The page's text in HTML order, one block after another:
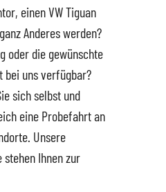
einen VW Tiguan
Anderes werden?
oder die gewünschte
bei uns verfügbar?
sich selbst und
eine Probefahrt an
Unsere
stehen Ihnen zur